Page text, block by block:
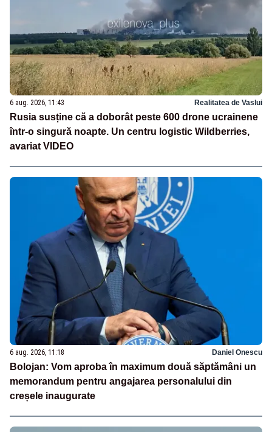
6 aug. 2026, 11:43 Realitatea de Vaslui
Rusia susține că a doborât peste 600 drone ucrainene
într-o singură noapte. Un centru logistic Wildberries,
avariat VIDEO
6 aug. 2026, 11:18 Daniel Onescu
Bolojan: Vom aproba în maximum două săptămâni un
memorandum pentru angajarea personalului din
creșele inaugurate